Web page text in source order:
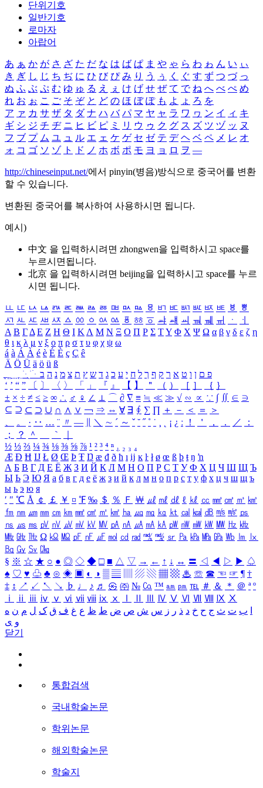
단위기호
일반기호
로마자
아랍어
あ ぁ か が さ ざ た だ な は ば ぱ ま や ゃ ら わ ゎ ん い ぃ
き ぎ し じ ち ぢ に ひ び ぴ み り う ぅ く ぐ す ず つ づ っ
ぬ ふ ぶ ぷ む ゆ ゅ る え ぇ け げ せ ぜ て で ね へ べ ぺ め
れ お ぉ こ ご そ ぞ と ど の ほ ぼ ぽ も よ ょ ろ を
ア ァ カ サ ザ タ ダ ナ ハ バ パ マ ヤ ャ ラ ワ ヮ ン イ ィ キ
ギ シ ジ チ ヂ ニ ヒ ビ ピ ミ リ ウ ゥ ク グ ス ズ ツ ヅ ッ ヌ
フ ブ プ ム ユ ュ ル エ ェ ケ ゲ セ ゼ テ デ ヘ ベ ペ メ レ オ
ォ コ ゴ ソ ゾ ト ド ノ ホ ボ ポ モ ヨ ョ ロ ヲ ―
http://chineseinput.net/에서 pinyin(병음)방식으로 중국어를 변환
할 수 있습니다.
변환된 중국어를 복사하여 사용하시면 됩니다.
예시)
中文 을 입력하시려면 zhongwen을 입력하시고 space를
누르시면됩니다.
北京 을 입력하시려면 beijing을 입력하시고 space를 누르
시면 됩니다.
ㅥ ㅦ ㅧ ㅨ ㅩ ㅪ ㅫ ㅬ ㅭ ㅮ ㅯ ㅰ ㅱ ㅲ ㅳ ㅴ ㅵ ㅶ ㅷ ㅸ
ㅹ
ㅺ ㅻ ㅼ ㅽ ㅾ ㅿ ㆀ ㆁ ㆂ ㆃ ㆄ ㆅ ㆆ ㆇ ㆈ ㆉ ㆊ ㆋ ㆌ ㆍ
ㆎ
Α Β ΓΔ Ε Ζ Η Θ Ι ΚΛ Μ Ν Ξ Ο Π Ρ Σ ΤΥ Φ Χ Ψ Ω α β γ δ ε ζ η
θ ι κ λ μ ν ξ ο π ρ σ τ υ φ χ ψ ω
á à Á À é è É È ç Ç ê
Ä Ö Ü ä ö ü ß
ִֶֹ ֻּ ׁׂ פ ם ן ו ט א ר ק ף ך ל ח י ע כ ג ד ש ץ ת צ מ נ ה ב
‘ ’ “ ” 〔 〕 〈 〉 「 」 『 』 【 】 ＂ （ ） ［ ］ ｛ ｝
± × ÷ ≠ ≤ ≥ ∞ ∴ ♂ ♀ ∠ ⊥ ⌒ ∂ ∇ ≡ ≒ ≪ ≫ √ ∽ ∝ ∵ ∫ ∬ ∈ ∋
⊆ ⊇ ⊂ ⊃ ∪ ∩ ∧ ∨ ￢ ⇒ ⇔ ∀ ∃ ∮ ∑ ∏ ＋ － ＜ ＝
＞
、
。 · ‥ … ¨ 〃 ― ＼ ∼ ´ ～ ˇ ˘ ˝ ˚ ˙ ¸ ¡ ¿ ː ！ ＇ ， ． ／
：
；
？ ＾ ｀
½ ⅓ ⅔ ¼ ¾ ⅛ ⅜ ⅝ ⅞ ¹ ² ³ ⁴ ⁿ ₁ ₂ ₃ ₄
Æ Ð Ħ Ĳ Ł Ø Œ Þ Ŧ Ŋ æ đ ð ħ ı ĳ ĸ ŀ ł ø œ ß þ ŧ ŋ ŉ
А Б В Г Д Е Ё Ж З И Й К Л М Н О П Р С Т У Ф Х Ц Ч Ш Щ Ъ
Ы Ь Э Ю Я а б в г д е ё ж з и й к л м н о п р с т у ф х ц ч ш щ ъ
ы ь э ю я
′ ″ ℃ Å ￠ ￡ ￥ ¤ ℉ ‰ ＄ ％ Ｆ ￦ ㎕ ㎖ ㎗ ℓ ㎘ ㏄ ㎣ ㎤ ㎥ ㎦
㎙ ㎚ ㎛ ㎜ ㎝ ㎞ ㎟ ㎠ ㎡ ㎢ ㏊ ㎍ ㎎ ㎏ ㏏ ㎈ ㎉ ㏈ ㎧ ㎨ ㎰
㎱ ㎲ ㎳ ㎴ ㎵ ㎶ ㎷ ㎸ ㎹ ㎀ ㎁ ㎂ ㎃ ㎄ ㎺ ㎻ ㎽ ㎾ ㎿ ㎐ ㎑
㎒ ㎓ ㎔ Ω ㏀ ㏁ ㎊ ㎋ ㎌ ㏖ ㏅ ㎭ ㎮ ㎯ ㏛ ㎩ ㎪ ㎫ ㎬ ㏝ ㏐
㏓
㏃ ㏉ ㏜ ㏆
§ ※ ☆ ★ ○ ● ◎ ◇ ◆ □ ■ △ ▽ → ← ↑ ↓ ↔ 〓 ◁ ◀ ▷ ▶ ♤
♠ ♡ ♥ ♧ ♣ ⊙ ◈ ▣ ◐ ◑ ▒ ▤ ▨ ▧ ▦ ▩ ♨ ☏ ☎ ☜ ☞ ¶ †
‡ ↕ ↗ ↙ ↖ ↘ ♭ ♩ ♪ ♬ ㉿ ㈜ № ㏇ ™ ㏂ ㏘ ℡ ＃ ＆ ＊ ＠ ª º
ⅰ
ⅱ ⅲ ⅳ ⅴ ⅵ ⅶ ⅷ ⅸ ⅹ Ⅳ Ⅴ Ⅵ Ⅶ Ⅷ Ⅸ Ⅹ
ب ت ث ج ح خ د ذ ر ز س ش ص ض ط ظ ع غ ف ق ک ل م ن ه
و ی
닫기
통합검색
국내학술논문
학위논문
해외학술논문
학술지